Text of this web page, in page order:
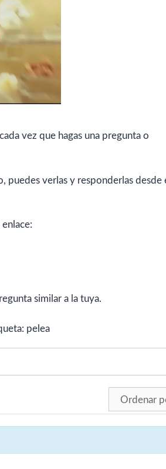
vez que hagas una pregunta o
puedes verlas y responderlas desde
similar a la tuya.
pelea